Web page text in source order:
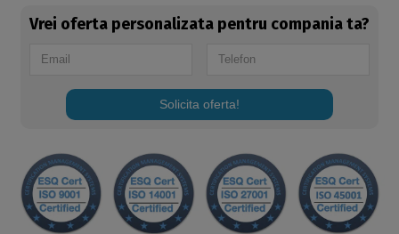
Vrei oferta personalizata pentru compania ta?
Solicita oferta!